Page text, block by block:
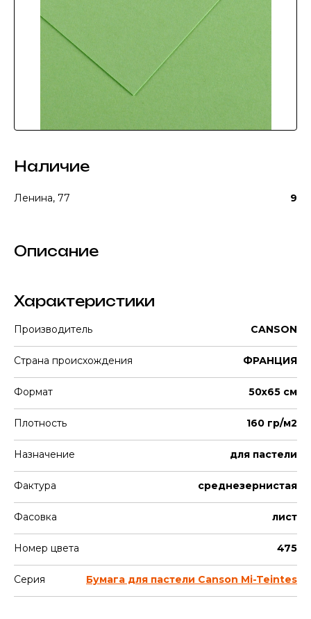
Наличие
Ленина, 77 9
Описание
Характеристики
Производитель CANSON
Страна происхождения ФРАНЦИЯ
Формат 50х65 см
Плотность 160 гр/м2
Назначение для пастели
Фактура среднезернистая
Фасовка лист
Номер цвета 475
Серия Бумага для пастели Canson Mi-Teintes